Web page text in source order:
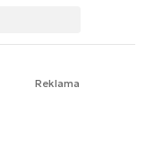
Reklama